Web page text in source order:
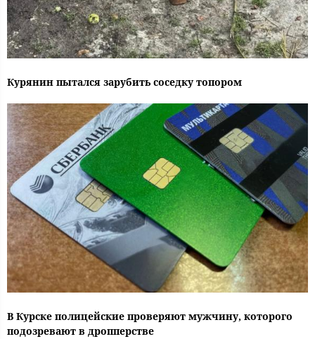
Курянин пытался зарубить соседку топором
В Курске полицейские проверяют мужчину, которого
подозревают в дропперстве